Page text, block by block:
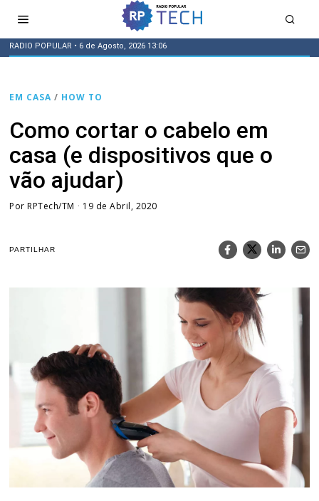
RADIO POPULAR • 6 de Agosto, 2026 13:06
EM CASA / HOW TO
Como cortar o cabelo em
casa (e dispositivos que o
vão ajudar)
PorRPTech/TM 19 de Abril, 2020
PARTILHAR